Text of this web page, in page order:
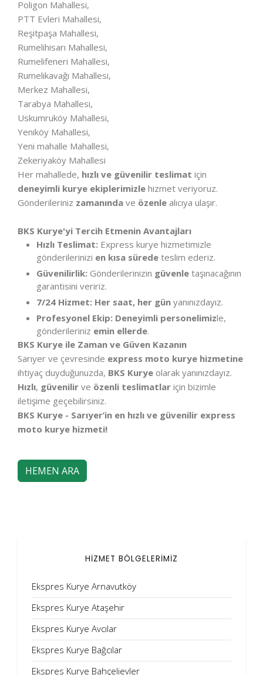
Poligon Mahallesi,
PTT Evleri Mahallesi,
Reşitpaşa Mahallesi,
Rumelihisarı Mahallesi,
Rumelifeneri Mahallesi,
Rumelikavağı Mahallesi,
Merkez Mahallesi,
Tarabya Mahallesi,
Uskumruköy Mahallesi,
Yeniköy Mahallesi,
Yeni mahalle Mahallesi,
Zekeriyaköy Mahallesi
Her mahallede, hızlı ve güvenilir teslimat için
deneyimli kurye ekiplerimizle hizmet veriyoruz.
Gönderileriniz zamanında ve özenle alıcıya ulaşır.
BKS Kurye'yi Tercih Etmenin Avantajları
Hızlı Teslimat: Express kurye hizmetimizle
gönderilerinizi en kısa sürede teslim ederiz.
Güvenilirlik: Gönderilerinizin güvenle taşınacağının
garantisini veririz.
7/24 Hizmet: Her saat, her gün yanınızdayız.
Profesyonel Ekip: Deneyimli personelimizle,
gönderileriniz emin ellerde.
BKS Kurye ile Zaman ve Güven Kazanın
Sarıyer ve çevresinde express moto kurye hizmetine
ihtiyaç duyduğunuzda, BKS Kurye olarak yanınızdayız.
Hızlı, güvenilir ve özenli teslimatlar için bizimle
iletişime geçebilirsiniz.
BKS Kurye - Sarıyer’in en hızlı ve güvenilir express
moto kurye hizmeti!
HEMEN ARA
HİZMET BÖLGELERİMİZ
Ekspres Kurye Arnavutköy
Ekspres Kurye Ataşehir
Ekspres Kurye Avcılar
Ekspres Kurye Bağcılar
Ekspres Kurye Bahçelievler